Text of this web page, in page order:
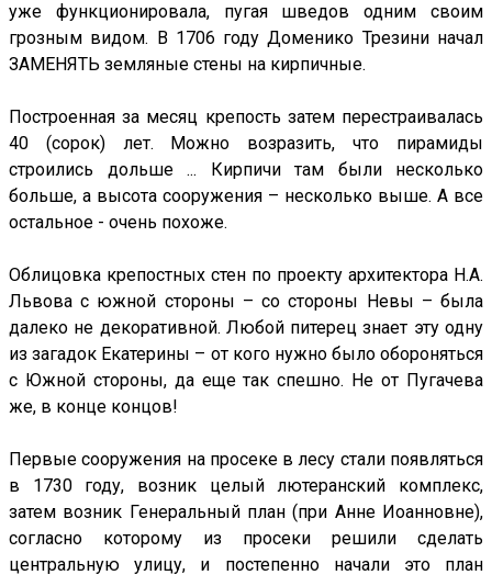
уже функционировала, пугая шведов одним своим
грозным видом. В 1706 году Доменико Трезини начал
ЗАМЕНЯТЬ земляные стены на кирпичные.
Построенная за месяц крепость затем перестраивалась
40 (сорок) лет. Можно возразить, что пирамиды
строились дольше ... Кирпичи там были несколько
больше, а высота сооружения – несколько выше. А все
остальное - очень похоже.
Облицовка крепостных стен по проекту архитектора Н.А.
Львова с южной стороны – со стороны Невы – была
далеко не декоративной. Любой питерец знает эту одну
из загадок Екатерины – от кого нужно было обороняться
с Южной стороны, да еще так спешно. Не от Пугачева
же, в конце концов!
Первые сооружения на просеке в лесу стали появляться
в 1730 году, возник целый лютеранский комплекс,
затем возник Генеральный план (при Анне Иоанновне),
согласно которому из просеки решили сделать
центральную улицу, и постепенно начали это план